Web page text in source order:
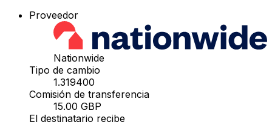
Proveedor
Nationwide
Tipo de cambio
1.319400
Comisión de transferencia
15.00 GBP
El destinatario recibe